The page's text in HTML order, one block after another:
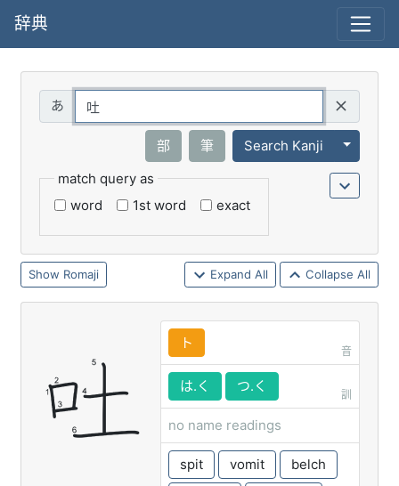
辞典
部 筆 Search Kanji
Toggle
match query as
word
1st word exact
Romaji Expand All Collapse All
吐 ト
音
は.く つ.く
訓
no name readings
spit vomit
belch